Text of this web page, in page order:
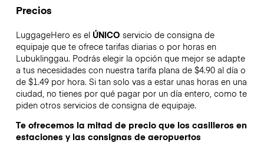
Precios
LuggageHero es el ÚNICO servicio de consigna de
equipaje que te ofrece tarifas diarias o por horas en
Lubuklinggau. Podrás elegir la opción que mejor se adapte
a tus necesidades con nuestra tarifa plana de $4.90 al día o
de $1.49 por hora. Si tan solo vas a estar unas horas en una
ciudad, no tienes por qué pagar por un día entero, como te
piden otros servicios de consigna de equipaje.
Te ofrecemos la mitad de precio que los casilleros en
estaciones y las consignas de aeropuertos